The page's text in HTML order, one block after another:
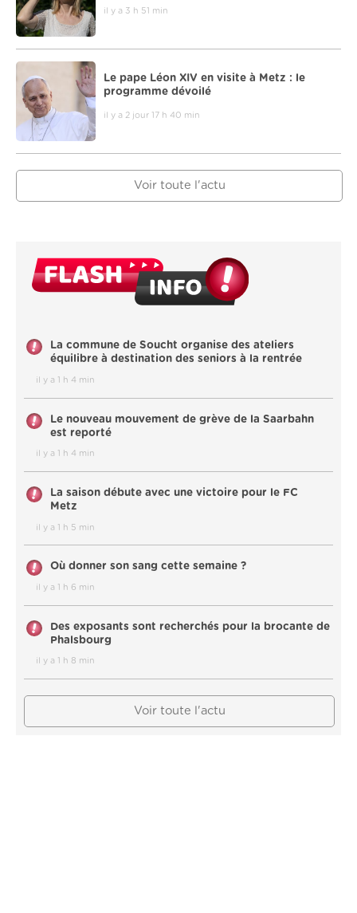
il y a 3 h 51 min
Le pape Léon XIV en visite à Metz : le
programme dévoilé
il y a 2 jour 17 h 40 min
Voir toute l'actu
La commune de Soucht organise des ateliers
équilibre à destination des seniors à la rentrée
il y a 1 h 4 min
Le nouveau mouvement de grève de la Saarbahn
est reporté
il y a 1 h 4 min
La saison débute avec une victoire pour le FC
Metz
il y a 1 h 5 min
Où donner son sang cette semaine ?
il y a 1 h 6 min
Des exposants sont recherchés pour la brocante de
Phalsbourg
il y a 1 h 8 min
Voir toute l'actu